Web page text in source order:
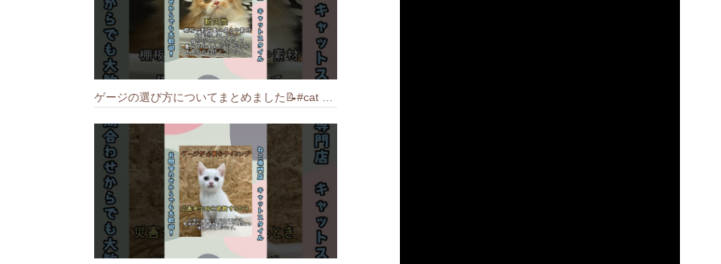
ゲージの選び方についてまとめました️📝#cat #猫のいる暮らし #ねこ #キャット #munchkin